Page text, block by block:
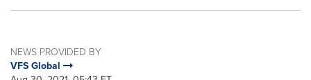
NEWS PROVIDED BY
VFS Global